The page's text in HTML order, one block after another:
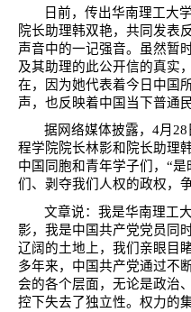
日前，传出华南理工大
院长助理韩双艳，共同发表
声音中的一记强音。虽然暂
及其助理的此公开信的真实
在，因为她代表着今日中国
声，也反映着中国当下普通
据网络媒体披露， 4月 28
程学院院长林影和院长助理
中国同胞和青年学子们，“
们、剥夺我们人权的政权，
文章说：我是华南理工
影，我是中国共产党党员同
辽阔的土地上，我们亲眼目
多年来，中国共产党通过不
会的各个层面，无论是政治
控下失去了独立性。权力的